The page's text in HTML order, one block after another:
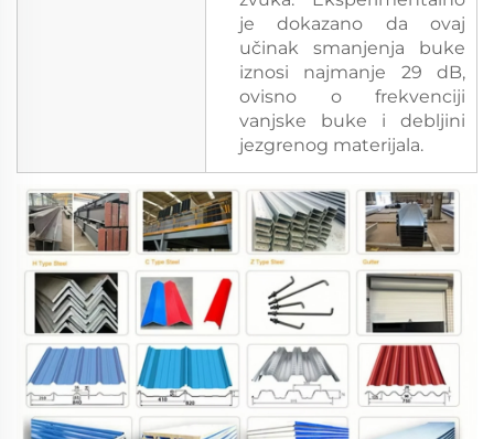
je dokazano da ovaj
učinak smanjenja buke
iznosi najmanje 29 dB,
ovisno o frekvenciji
vanjske buke i debljini
jezgrenog materijala.